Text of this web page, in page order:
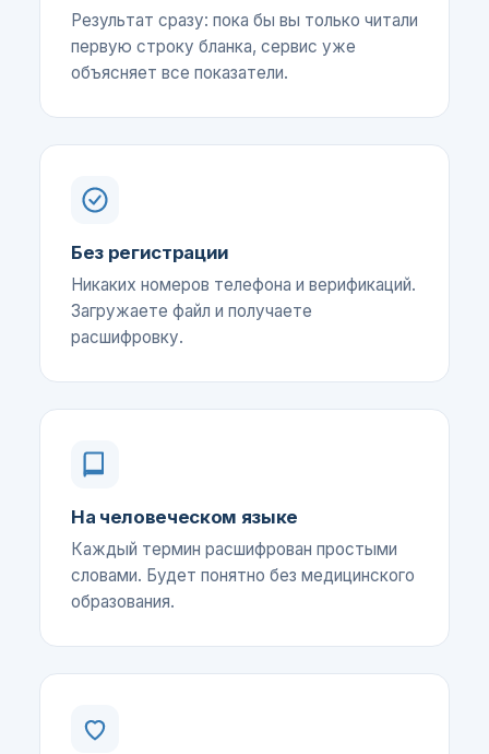
Результат сразу: пока бы вы только читали
первую строку бланка, сервис уже
объясняет все показатели.
Без регистрации
Никаких номеров телефона и верификаций.
Загружаете файл и получаете
расшифровку.
На человеческом языке
Каждый термин расшифрован простыми
словами. Будет понятно без медицинского
образования.